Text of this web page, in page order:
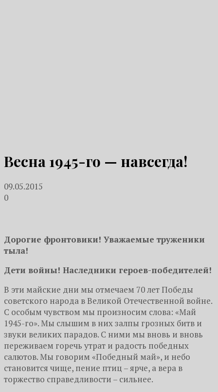
Весна 1945-го — навсегда!
09.05.2015
0
Дорогие фронтовики! Уважаемые труженики
тыла!
Дети войны! Наследники героев-победителей!
В эти майские дни мы отмечаем 70 лет Победы
советского народа в Великой Отечественной войне.
С особым чувством мы произносим слова: «Май
1945-го». Мы слышим в них залпы грозных битв и
звуки великих парадов. С ними мы вновь и вновь
переживаем горечь утрат и радость победных
салютов. Мы говорим «Победный май», и небо
становится чище, пение птиц – ярче, а вера в
торжество справедливости – сильнее.